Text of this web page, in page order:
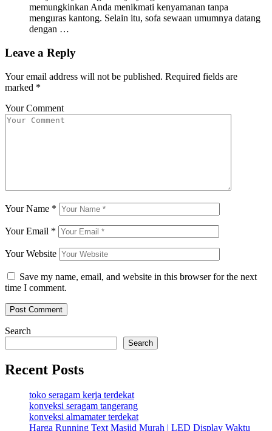
memungkinkan Anda menikmati kenyamanan tanpa
menguras kantong. Selain itu, sofa sewaan umumnya datang
dengan …
Leave a Reply
Your email address will not be published. Required fields are
marked *
Your Comment
Your Name *
Your Email *
Your Website
Save my name, email, and website in this browser for the next
time I comment.
Search
Search
Recent Posts
toko seragam kerja terdekat
konveksi seragam tangerang
konveksi almamater terdekat
Harga Running Text Masjid Murah | LED Display Waktu